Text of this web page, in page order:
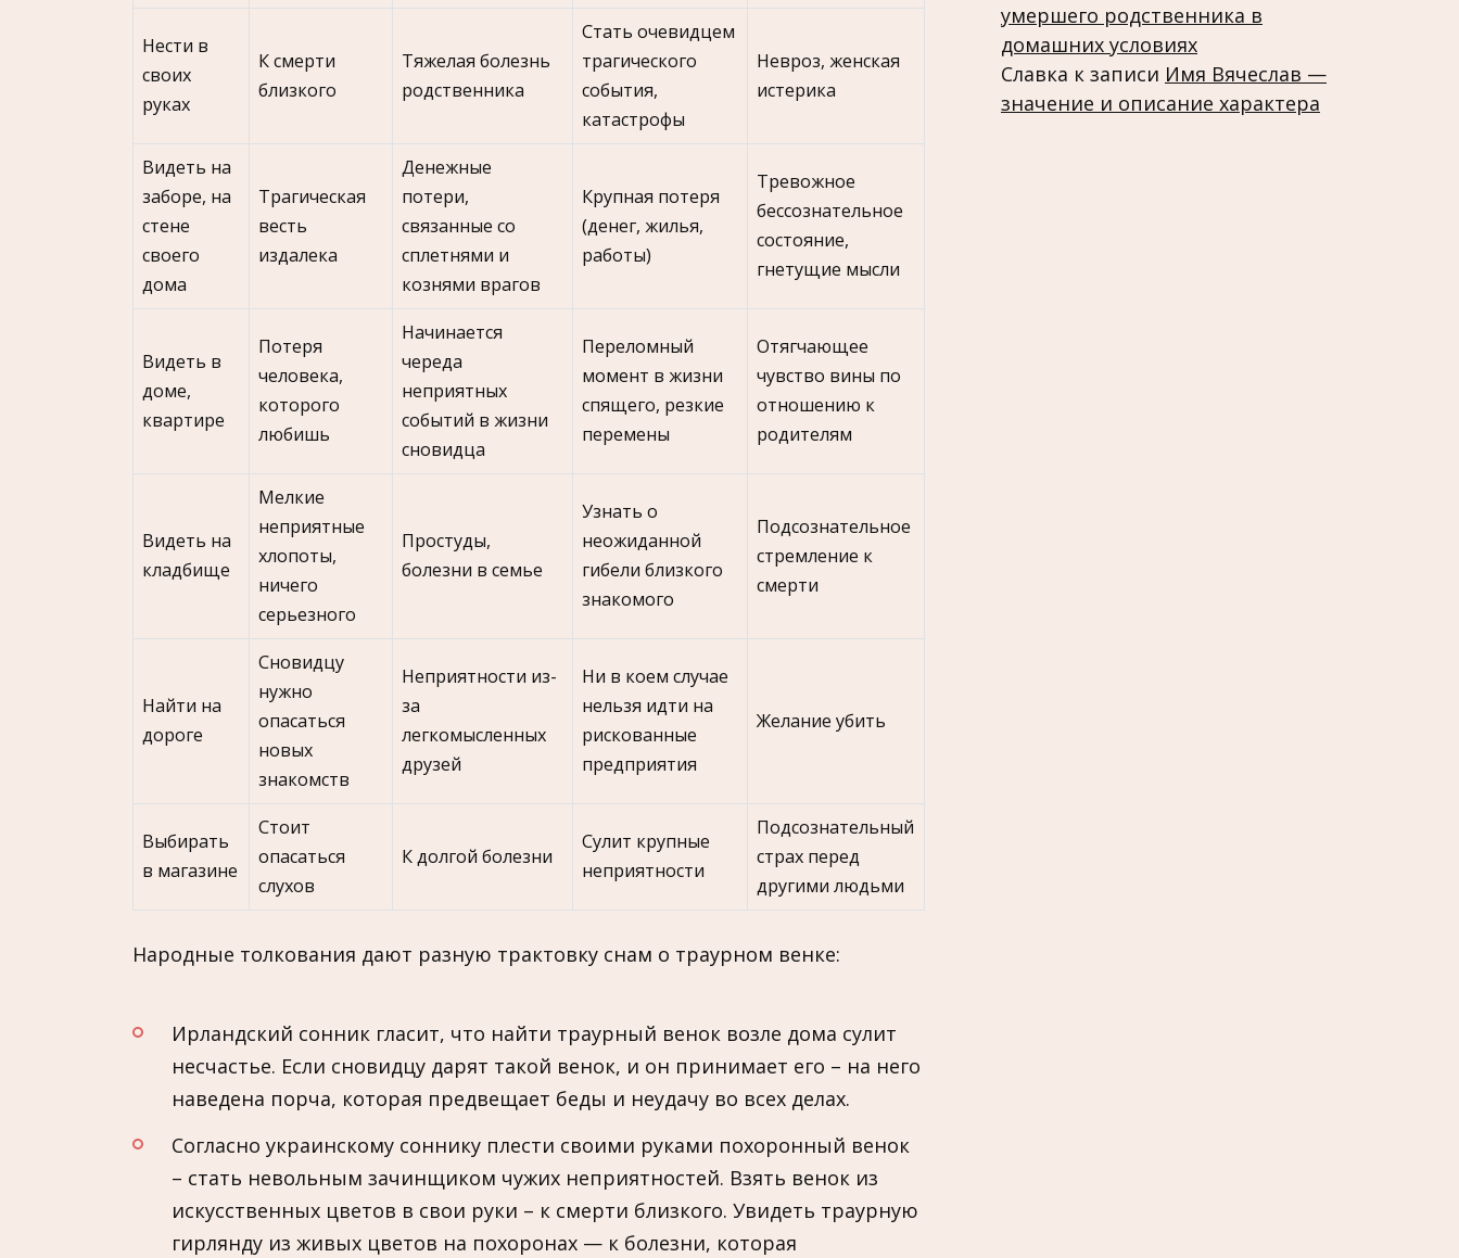
Нести в
своих
руках
К смерти
близкого
Тяжелая болезнь
родственника
Стать очевидцем
трагического
события,
катастрофы
Невроз, женская
истерика
Видеть на
заборе, на
стене
своего
дома
Трагическая
весть
издалека
Денежные
потери,
связанные со
сплетнями и
кознями врагов
Крупная потеря
(денег, жилья,
работы)
Тревожное
бессознательное
состояние,
гнетущие мысли
Видеть в
доме,
квартире
Потеря
человека,
которого
любишь
Начинается
череда
неприятных
событий в жизни
сновидца
Переломный
момент в жизни
спящего, резкие
перемены
Отягчающее
чувство вины по
отношению к
родителям
Видеть на
кладбище
Мелкие
неприятные
хлопоты,
ничего
серьезного
Простуды,
болезни в семье
Узнать о
неожиданной
гибели близкого
знакомого
Подсознательное
стремление к
смерти
Найти на
дороге
Сновидцу
нужно
опасаться
новых
знакомств
Неприятности из-
за
легкомысленных
друзей
Ни в коем случае
нельзя идти на
рискованные
предприятия
Желание убить
Выбирать
в магазине
Стоит
опасаться
слухов
К долгой болезни
Сулит крупные
неприятности
Подсознательный
страх перед
другими людьми
Народные толкования дают разную трактовку снам о траурном венке:
Ирландский сонник гласит, что найти траурный венок возле дома сулит
несчастье. Если сновидцу дарят такой венок, и он принимает его – на него
наведена порча, которая предвещает беды и неудачу во всех делах.
Согласно украинскому соннику плести своими руками похоронный венок
– стать невольным зачинщиком чужих неприятностей. Взять венок из
искусственных цветов в свои руки – к смерти близкого. Увидеть траурную
гирлянду из живых цветов на похоронах — к болезни, которая
умершего родственника в
домашних условиях
Славка к записи Имя Вячеслав —
значение и описание характера